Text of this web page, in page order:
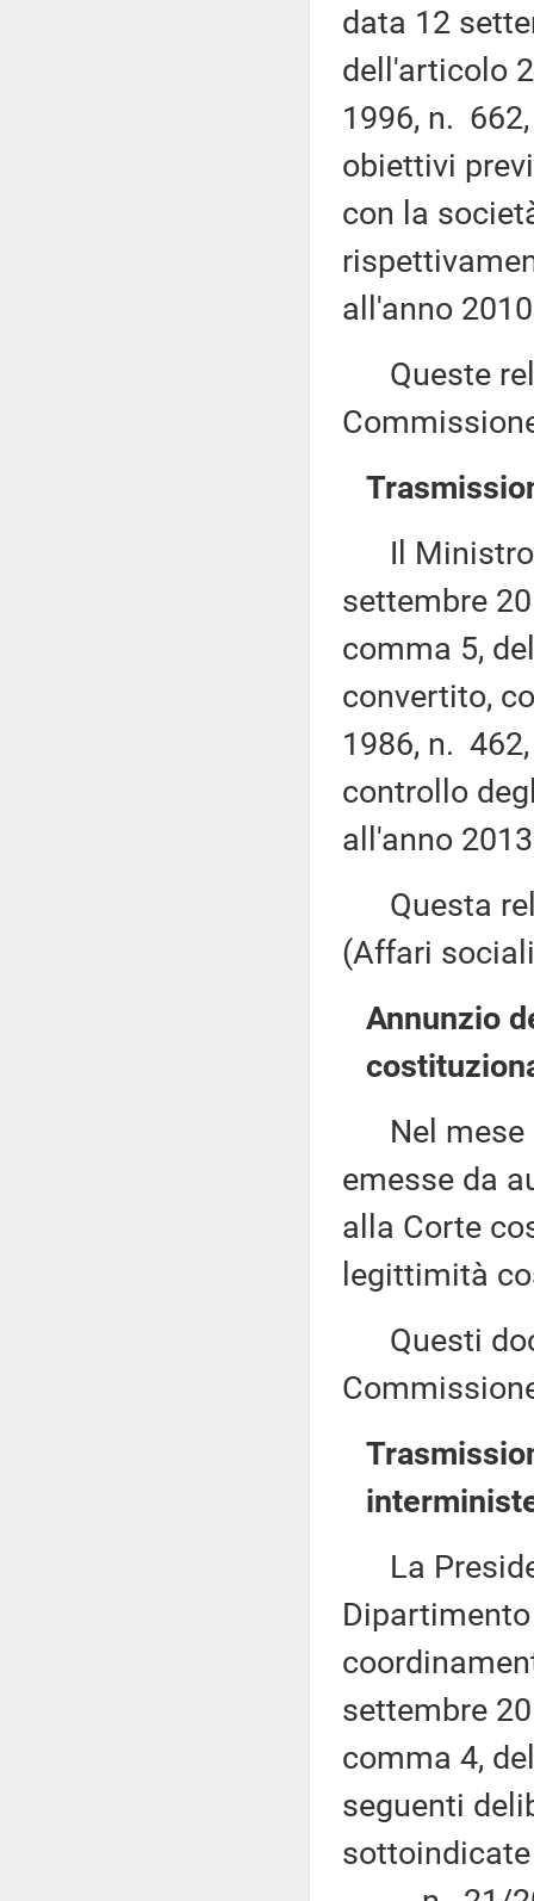
data 12
dell'articolo
1996, n.
obiettivi
con la
all'anno
Queste
Il Ministro
settembre
comma 5,
convertito,
1986, n.
controllo
all'anno
Questa
(Affari
Annunzio
Nel mese
emesse da
alla Corte
legittimità
Questi
La
settembre
comma 4,
seguenti